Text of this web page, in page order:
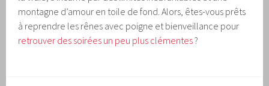
montagne d’amour en toile de fond. Alors, êtes-vous prêts
à reprendre les rênes avec poigne et bienveillance pour
retrouver des soirées un peu plus clémentes?